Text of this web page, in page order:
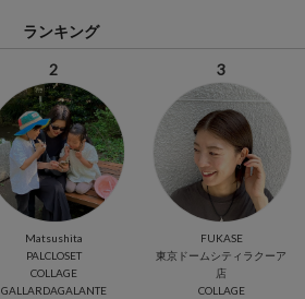
ランキング
2
Matsushita
PALCLOSET
COLLAGE
GALLARDAGALANTE
3
FUKASE
東京ドームシティラクーア
店
COLLAGE